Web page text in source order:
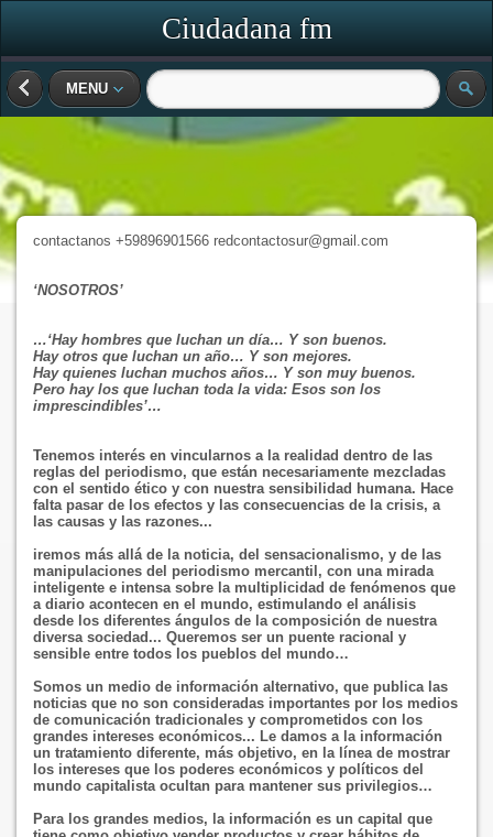
Ciudadana fm
MENU
contactanos +59896901566 redcontactosur@gmail.com
‘NOSOTROS’
…‘Hay hombres que luchan un día… Y son buenos.
Hay otros que luchan un año… Y son mejores.
Hay quienes luchan muchos años… Y son muy buenos.
Pero hay los que luchan toda la vida: Esos son los
imprescindibles’…
Tenemos interés en vincularnos a la realidad dentro de las
reglas del periodismo, que están necesariamente mezcladas
con el sentido ético y con nuestra sensibilidad humana. Hace
falta pasar de los efectos y las consecuencias de la crisis, a
las causas y las razones...
iremos más allá de la noticia, del sensacionalismo, y de las
manipulaciones del periodismo mercantil, con una mirada
inteligente e intensa sobre la multiplicidad de fenómenos que
a diario acontecen en el mundo, estimulando el análisis
desde los diferentes ángulos de la composición de nuestra
diversa sociedad... Queremos ser un puente racional y
sensible entre todos los pueblos del mundo…
Somos un medio de información alternativo, que publica las
noticias que no son consideradas importantes por los medios
de comunicación tradicionales y comprometidos con los
grandes intereses económicos... Le damos a la información
un tratamiento diferente, más objetivo, en la línea de mostrar
los intereses que los poderes económicos y políticos del
mundo capitalista ocultan para mantener sus privilegios…
Para los grandes medios, la información es un capital que